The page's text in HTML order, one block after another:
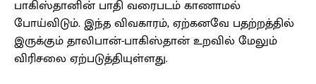
பாகிஸ்தானின் பாதி வரைபடம் காணாமல்
போய்விடும். இந்த விவகாரம், ஏற்கனவே பதற்றத்தில்
இருக்கும் தாலிபான்-பாகிஸ்தான் உறவில் மேலும்
விரிசலை ஏற்படுத்தியுள்ளது.